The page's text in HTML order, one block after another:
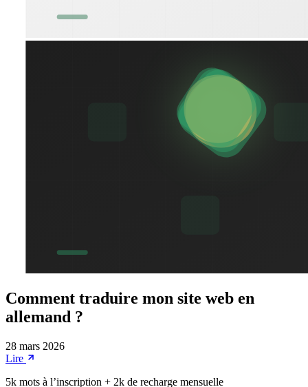
Comment traduire mon site web en
allemand ?
28 mars 2026
Lire
5k mots à l’inscription + 2k de recharge mensuelle